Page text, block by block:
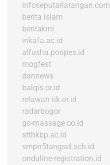
infoseputarlarangan.com
berita islam
beritakini
inkafa.ac.id
alfusha.ponpes.id
mogfest
dannews
balqis.or.id
relawan-tik.or.id
radarbogor
go-massage.co.id
stthkbp.ac.id
smpn5tangsel.sch.id
onduline-registration.id